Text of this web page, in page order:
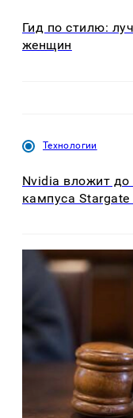
Гид по стилю:
женщин
Технологии
Nvidia вложит
кампуса Stargate